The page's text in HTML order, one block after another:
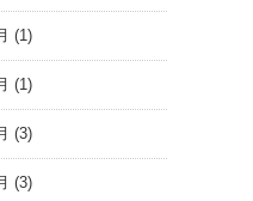
(1)
(1)
(3)
(3)